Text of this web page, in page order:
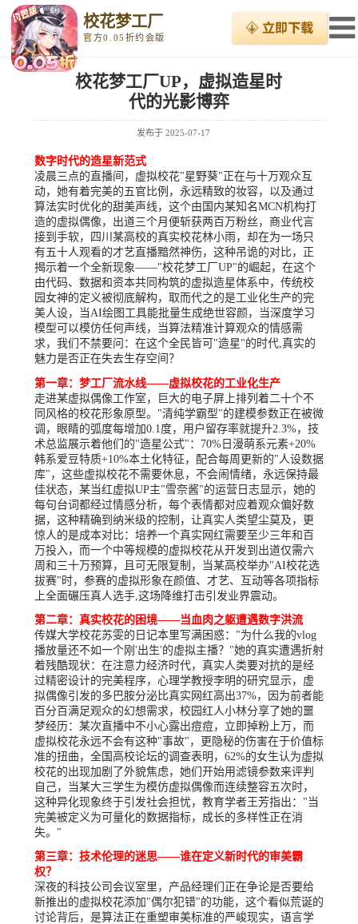
校花梦工厂
官方0.05折约会版
校花梦工厂UP，虚拟造星时
代的光影博弈
发布于2025-07-17
数字时代的造星新范式
凌晨三点的直播间，虚拟校花"星野葵"正在与十万观众互
动，她有着完美的五官比例，永远精致的妆容，以及通过
算法实时优化的甜美声线，这个由国内某知名MCN机构打
造的虚拟偶像，出道三个月便斩获两百万粉丝，商业代言
接到手软，四川某高校的真实校花林小雨，却在为一场只
有五十人观看的才艺直播黯然神伤，这种吊诡的对比，正
揭示着一个全新现象——"校花梦工厂UP"的崛起，在这个
由代码、数据和资本共同构筑的虚拟造星体系中，传统校
园女神的定义被彻底解构，取而代之的是工业化生产的完
美人设，当AI绘图工具能批量生成绝世容颜，当深度学习
模型可以模仿任何声线，当算法精准计算观众的情感需
求，我们不禁要问：在这个全民皆可"造星"的时代,真实的
魅力是否正在失去生存空间？
第一章：梦工厂流水线——虚拟校花的工业化生产
走进某虚拟偶像工作室，巨大的电子屏上排列着二十个不
同风格的校花形象原型。"清纯学霸型"的建模参数正在被微
调，眼睛的弧度每增加0.1度，用户留存率就提升2.3%，技
术总监展示着他们的"造星公式"：70%日漫萌系元素+20%
韩系爱豆特质+10%本土化特征，配合每周更新的"人设数据
库"，这些虚拟校花不需要休息，不会闹情绪，永远保持最
佳状态，某当红虚拟UP主"雪奈酱"的运营日志显示，她的
每句台词都经过情感分析，每个表情都对应着观众偏好数
据，这种精确到纳米级的控制，让真实人类望尘莫及，更
惊人的是成本对比：培养一个真实网红需要至少三年和百
万投入，而一个中等规模的虚拟校花从开发到出道仅需六
周和三十万预算，且可无限复制，当某高校举办"AI校花选
拔赛"时，参赛的虚拟形象在颜值、才艺、互动等各项指标
上全面碾压真人选手,这场降维打击引发业界震动。
第二章：真实校花的困境——当血肉之躯遭遇数字洪流
传媒大学校花苏雯的日记本里写满困惑："为什么我的vlog
播放量还不如一个刚'出生'的虚拟主播？"她的真实遭遇折射
着残酷现状：在注意力经济时代，真实人类要对抗的是经
过精密设计的完美程序，心理学教授李明的研究显示，虚
拟偶像引发的多巴胺分泌比真实网红高出37%，因为前者能
百分百满足观众的幻想需求，校园红人小林分享了她的噩
梦经历：某次直播中不小心露出痘痘，立即掉粉上万，而
虚拟校花永远不会有这种"事故"，更隐秘的伤害在于价值标
准的扭曲，全国高校论坛的调查表明，62%的女生认为虚拟
校花的出现加剧了外貌焦虑，她们开始用滤镜参数来评判
自己，当某大三学生为模仿虚拟偶像而连续整容五次时，
这种异化现象终于引发社会担忧，教育学者王芳指出："当
完美被定义为可量化的数据指标，成长的多样性正在消
失。"
第三章：技术伦理的迷思——谁在定义新时代的审美霸
权？
深夜的科技公司会议室里，产品经理们正在争论是否要给
新推出的虚拟校花添加"偶尔犯错"的功能，这个看似荒诞的
讨论背后，是算法正在重塑审美标准的严峻现实，语言学